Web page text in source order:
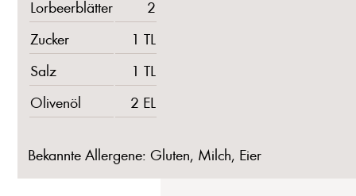
Lorbeerblätter
2
Zucker
1 TL
Salz
1 TL
Olivenöl
2 EL
Bekannte Allergene: Gluten, Milch, Eier